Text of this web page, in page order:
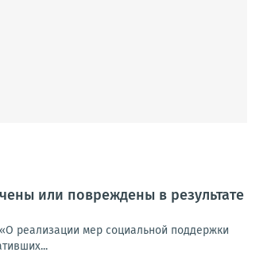
или повреждены в результате
реализации мер социальной поддержки